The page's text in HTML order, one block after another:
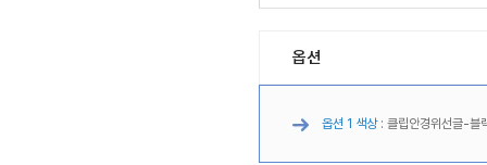
옵션
옵션 1 색상 : 클립안경위선글-블